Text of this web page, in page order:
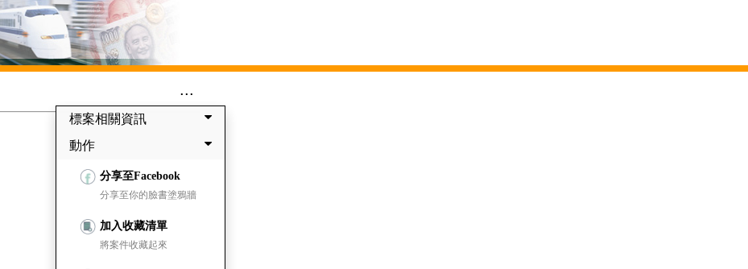
...
標案相關資訊
動作
分享至Facebook
分享至你的臉書塗鴉牆
加入收藏清單
將案件收藏起來